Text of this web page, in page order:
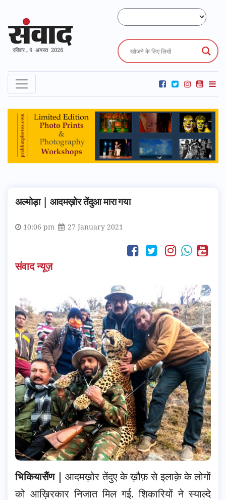
रविवार , 9 अगस्त 2026
अल्मोड़ा | आदमख़ोर तेंदुआ मारा गया
10:06 pm 27 January 2021
संवाद न्यूज़
भिकियासैंण | आदमख़ोर तेंदुए के ख़ौफ़ से इलाक़े के लोगों
को आख़िरकार निजात मिल गई. शिकारियों ने स्याल्दे